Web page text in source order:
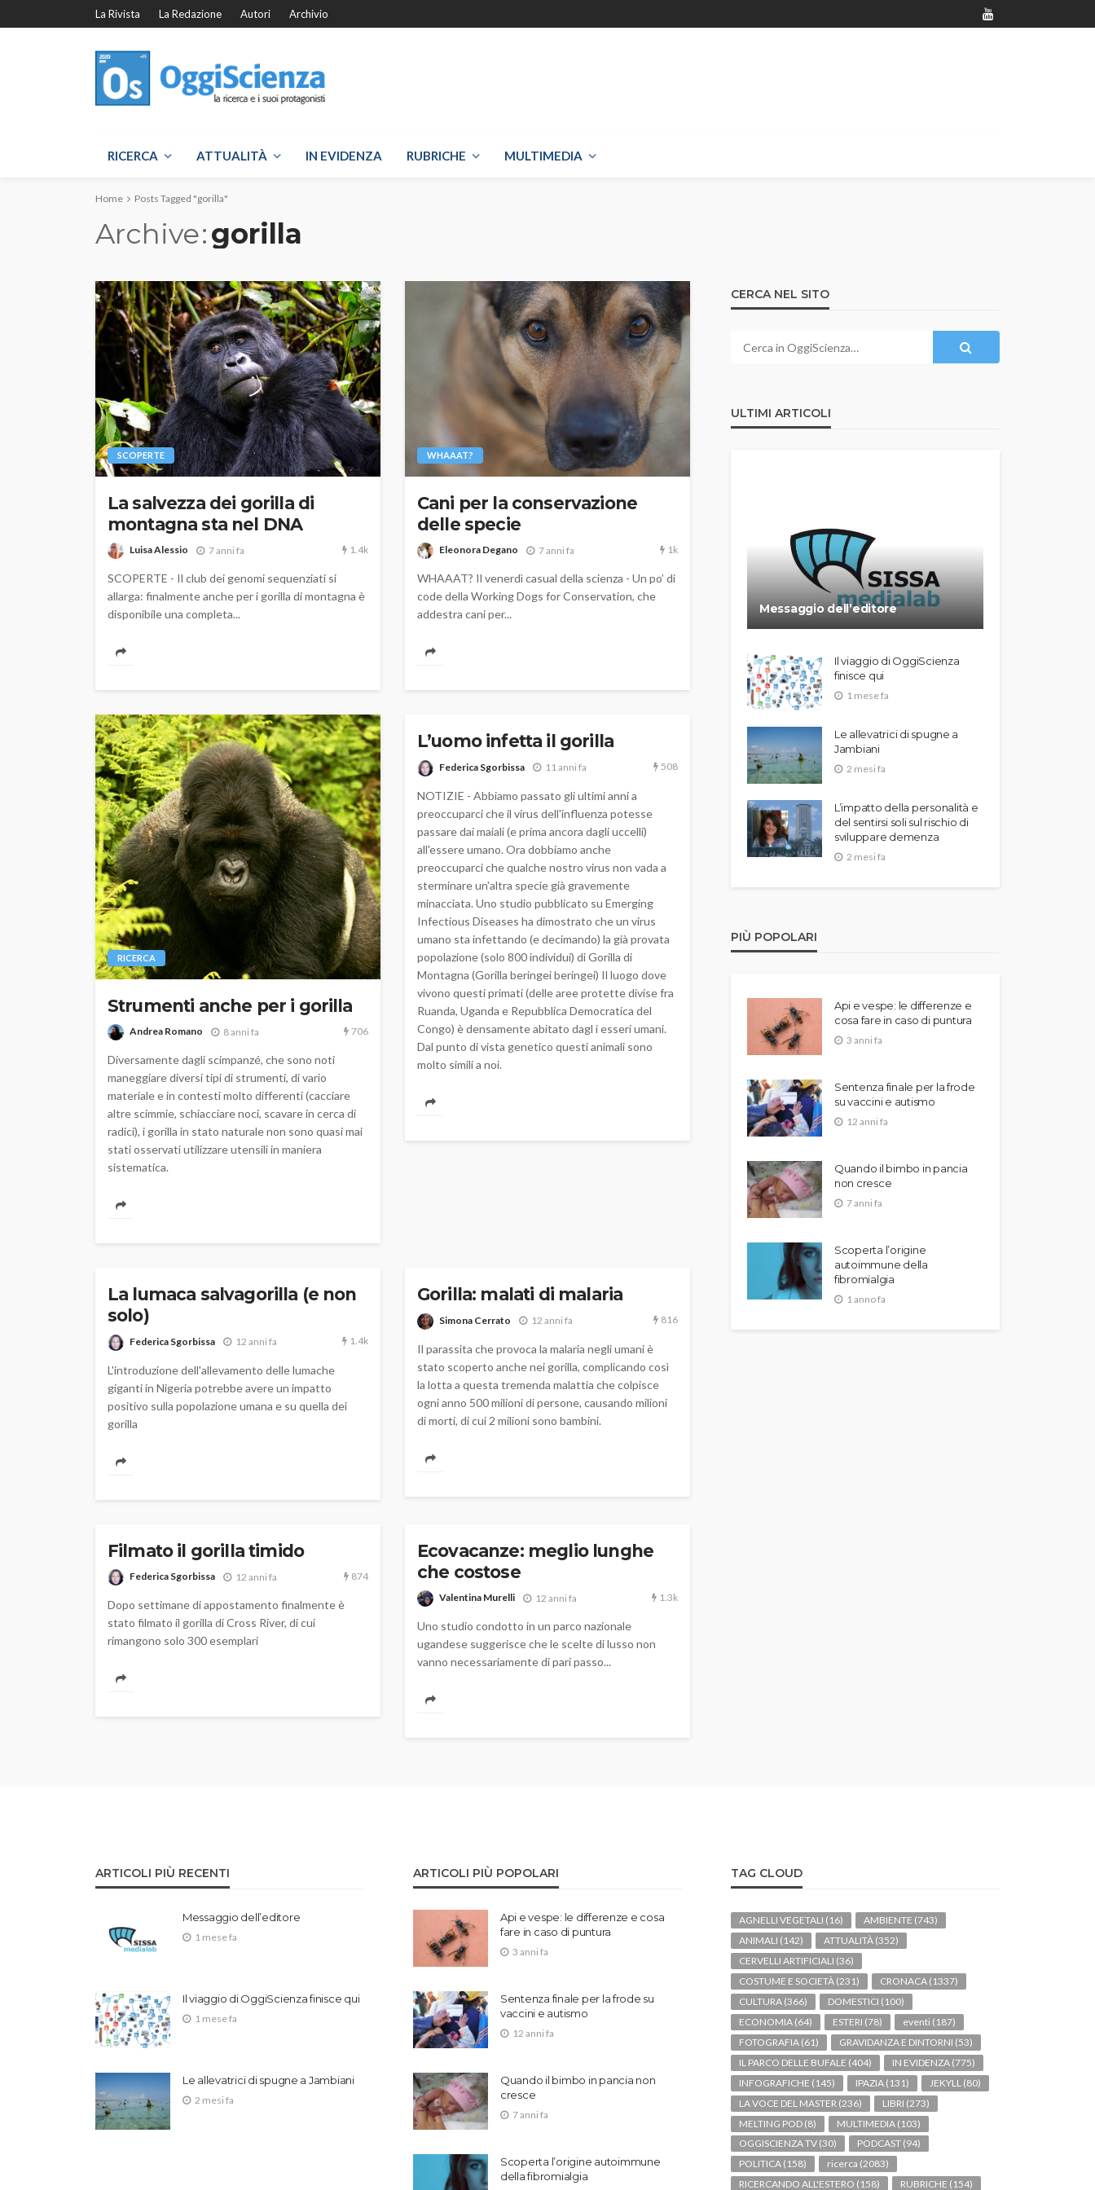
La Rivista La Redazione Autori Archivio
RICERCA ATTUALITÀ IN EVIDENZA RUBRICHE MULTIMEDIA
Home Posts Tagged "gorilla"
Archive gorilla
SCOPERTE
La salvezza dei gorilla di
montagna sta nel DNA
Luisa Alessio 7 anni fa 1.4k
SCOPERTE - Il club dei genomi sequenziati si
allarga: finalmente anche per i gorilla di montagna è
disponibile una completa...
WHAAAT?
Cani per la conservazione
delle specie
Eleonora Degano 7 anni fa 1k
WHAAAT? Il venerdì casual della scienza - Un po’ di
code della Working Dogs for Conservation, che
addestra cani per...
RICERCA
Strumenti anche per i gorilla
Andrea Romano 8 anni fa 706
Diversamente dagli scimpanzé, che sono noti
maneggiare diversi tipi di strumenti, di vario
materiale e in contesti molto differenti (cacciare
altre scimmie, schiacciare noci, scavare in cerca di
radici), i gorilla in stato naturale non sono quasi mai
stati osservati utilizzare utensili in maniera
sistematica.
L’uomo infetta il gorilla
Federica Sgorbissa 11 anni fa 508
NOTIZIE - Abbiamo passato gli ultimi anni a
preoccuparci che il virus dell'influenza potesse
passare dai maiali (e prima ancora dagli uccelli)
all'essere umano. Ora dobbiamo anche
preoccuparci che qualche nostro virus non vada a
sterminare un'altra specie già gravemente
minacciata. Uno studio pubblicato su Emerging
Infectious Diseases ha dimostrato che un virus
umano sta infettando (e decimando) la già provata
popolazione (solo 800 individui) di Gorilla di
Montagna (Gorilla beringei beringei) Il luogo dove
vivono questi primati (delle aree protette divise fra
Ruanda, Uganda e Repubblica Democratica del
Congo) è densamente abitato dagl i esseri umani.
Dal punto di vista genetico questi animali sono
molto simili a noi.
La lumaca salvagorilla (e non
solo)
Federica Sgorbissa 12 anni fa 1.4k
L'introduzione dell'allevamento delle lumache
giganti in Nigeria potrebbe avere un impatto
positivo sulla popolazione umana e su quella dei
gorilla
Gorilla: malati di malaria
Simona Cerrato 12 anni fa 816
Il parassita che provoca la malaria negli umani è
stato scoperto anche nei gorilla, complicando così
la lotta a questa tremenda malattia che colpisce
ogni anno 500 milioni di persone, causando milioni
di morti, di cui 2 milioni sono bambini.
Filmato il gorilla timido
Federica Sgorbissa 12 anni fa 874
Dopo settimane di appostamento finalmente è
stato filmato il gorilla di Cross River, di cui
rimangono solo 300 esemplari
Ecovacanze: meglio lunghe
che costose
Valentina Murelli 12 anni fa 1.3k
Uno studio condotto in un parco nazionale
ugandese suggerisce che le scelte di lusso non
vanno necessariamente di pari passo...
CERCA NEL SITO
ULTIMI ARTICOLI
Messaggio dell’editore
Il viaggio di OggiScienza
finisce qui
1 mese fa
Le allevatrici di spugne a
Jambiani
2 mesi fa
L’impatto della personalità e
del sentirsi soli sul rischio di
sviluppare demenza
2 mesi fa
PIÙ POPOLARI
Api e vespe: le differenze e
cosa fare in caso di puntura
3 anni fa
Sentenza finale per la frode
su vaccini e autismo
12 anni fa
Quando il bimbo in pancia
non cresce
7 anni fa
Scoperta l’origine
autoimmune della
fibromialgia
1 anno fa
ARTICOLI PIÙ RECENTI
Messaggio dell’editore
1 mese fa
Il viaggio di OggiScienza finisce qui
1 mese fa
Le allevatrici di spugne a Jambiani
2 mesi fa
ARTICOLI PIÙ POPOLARI
Api e vespe: le differenze e cosa
fare in caso di puntura
3 anni fa
Sentenza finale per la frode su
vaccini e autismo
12 anni fa
Quando il bimbo in pancia non
cresce
7 anni fa
Scoperta l’origine autoimmune
della fibromialgia
TAG CLOUD
AGNELLI VEGETALI (16) AMBIENTE (743)
ANIMALI (142) ATTUALITÀ (352)
CERVELLI ARTIFICIALI (36)
COSTUME E SOCIETÀ (231) CRONACA (1337)
CULTURA (366) DOMESTICI (100)
ECONOMIA (64) ESTERI (78) eventi (187)
FOTOGRAFIA (61) GRAVIDANZA E DINTORNI (53)
IL PARCO DELLE BUFALE (404) IN EVIDENZA (775)
INFOGRAFICHE (145) IPAZIA (131) JEKYLL (80)
LA VOCE DEL MASTER (236) LIBRI (273)
MELTING POD (8) MULTIMEDIA (103)
OGGISCIENZA TV (30) PODCAST (94)
POLITICA (158) ricerca (2083)
RICERCANDO ALL'ESTERO (158) RUBRICHE (154)